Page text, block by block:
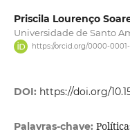
Priscila Lourenço
Universidade de Santo
https://orcid.org/0000-
DOI: https://doi.org/
Palavras-chave: